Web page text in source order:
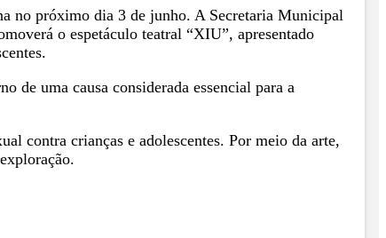
no próximo dia 3 de junho. A Secretaria Municipal
o espetáculo teatral “XIU”, apresentado
de uma causa considerada essencial para a
contra crianças e adolescentes. Por meio da arte,